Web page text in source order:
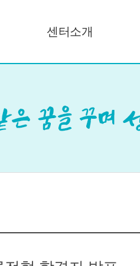
센터소개